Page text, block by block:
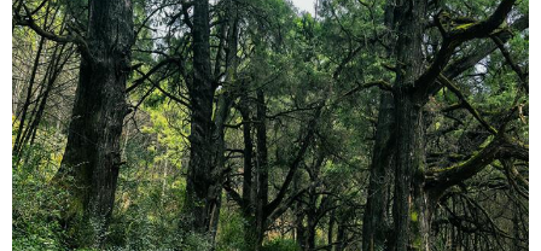
地方频道
北京 天津 河北 山西
辽宁 吉林 上海 江苏
浙江 安徽 福建 江西